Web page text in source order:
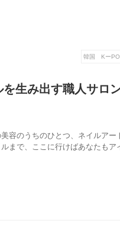
韓国 Kー
を生み出す職人サロ
容のうちのひとつ、ネイルア
まで、ここに行けばあなたもア